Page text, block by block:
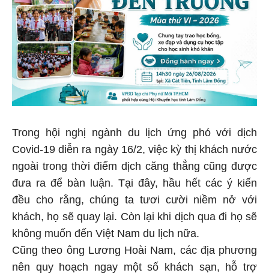
Trong hội nghị ngành du lịch ứng phó với dịch
Covid-19 diễn ra ngày 16/2, việc kỳ thị khách nước
ngoài trong thời điểm dịch căng thẳng cũng được
đưa ra để bàn luận. Tại đây, hầu hết các ý kiến
đều cho rằng, chúng ta tươi cười niềm nở với
khách, họ sẽ quay lại. Còn lại khi dịch qua đi họ sẽ
không muốn đến Việt Nam du lịch nữa.
Cũng theo ông Lương Hoài Nam, các địa phương
nên quy hoạch ngay một số khách sạn, hỗ trợ